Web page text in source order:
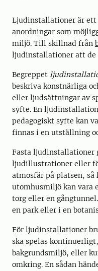
Ljudinstallationer är ett
anordningar som
miljö. Till skillnad från
ljudinstallationer att de
Begreppet
beskriva konstnärliga
eller ljudsättningar av
syfte. En
pedagogiskt syfte kan
finnas i en utställning
Fasta ljudinstallationer
ljudillustrationer eller
atmosfär på platsen, så
utomhusmiljö kan vara
torg eller en
en park eller i en
För ljudinstallationer
ska spelas
bakgrundsmiljö, eller
omkring. En sådan